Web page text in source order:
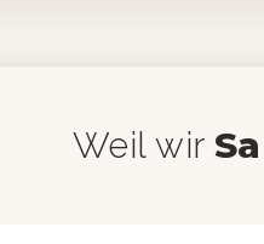
Weil wir